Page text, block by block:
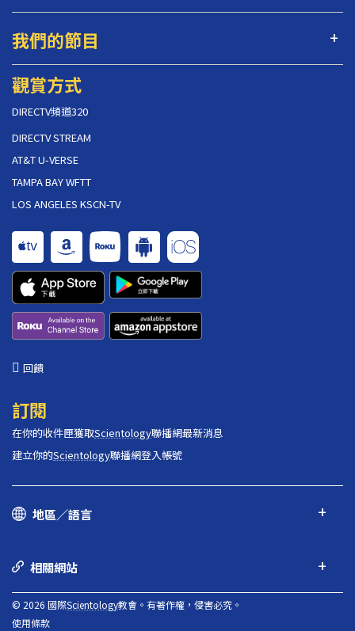
我們的節目
觀賞方式
DIRECTV頻道320
DIRECTV STREAM
AT&T U-VERSE
TAMPA BAY WFTT
LOS ANGELES KSCN-TV
回饋
訂閱
在你的收件匣獲取Scientology聯播網最新消息
建立你的Scientology聯播網登入帳號
地區／語言
相關網站
© 2026 國際Scientology教會。有著作權，侵害必究。
使用條款